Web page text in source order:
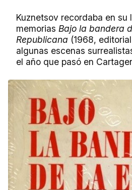
Kuznetsov recordaba en su
memorias Bajo la bandera
Republicana (1968,
algunas escenas
el año que pasó en